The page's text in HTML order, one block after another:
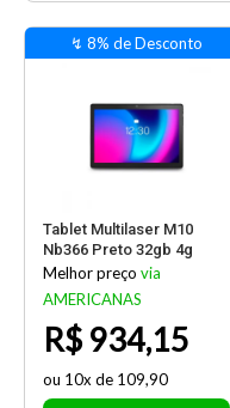
Tablet Multilaser M10
Nb366 Preto 32gb 4g
Melhor preço via
AMERICANAS
R$ 934,15
ou 10x de 109,90